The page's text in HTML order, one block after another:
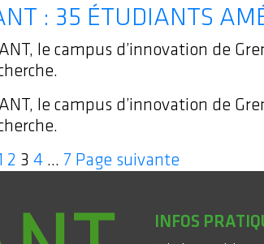
: 35 ÉTUDIANTS
le campus d’innovation de
le campus d’innovation de
Page
2 Page
3 Page
4 … Page
7 Page suivante
INFOS